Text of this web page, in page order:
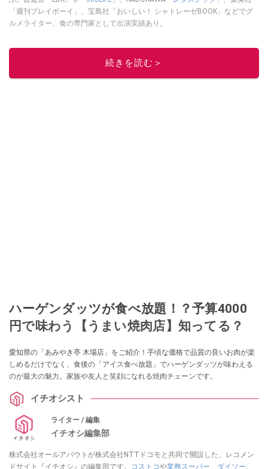
「週刊プレイボーイ」、宝島社「おいしい！ シャトレーゼBOOK」などでグ
ルメライター、食の専門家として出演実績あり。
続きを読む＞
ハーゲンダッツが食べ放題！？予算4000
円で味わう【うまい焼肉店】知ってる？
愛知県の「あみやき亭 木場店」をご紹介！手頃な価格で品質の良いお肉が楽
しめるだけでなく、食後の「アイス食べ放題」でハーゲンダッツが味わえる
のが最大の魅力。家族や友人と笑顔になれる焼肉チェーンです。
イチオシスト
ライター / 編集
イチオシ編集部
株式会社オールアバウトが株式会社NTTドコモと共同で開設した、レコメン
ドサイト『イチオシ』の編集部です。
コストコや業務スーパー、 ダイソー、